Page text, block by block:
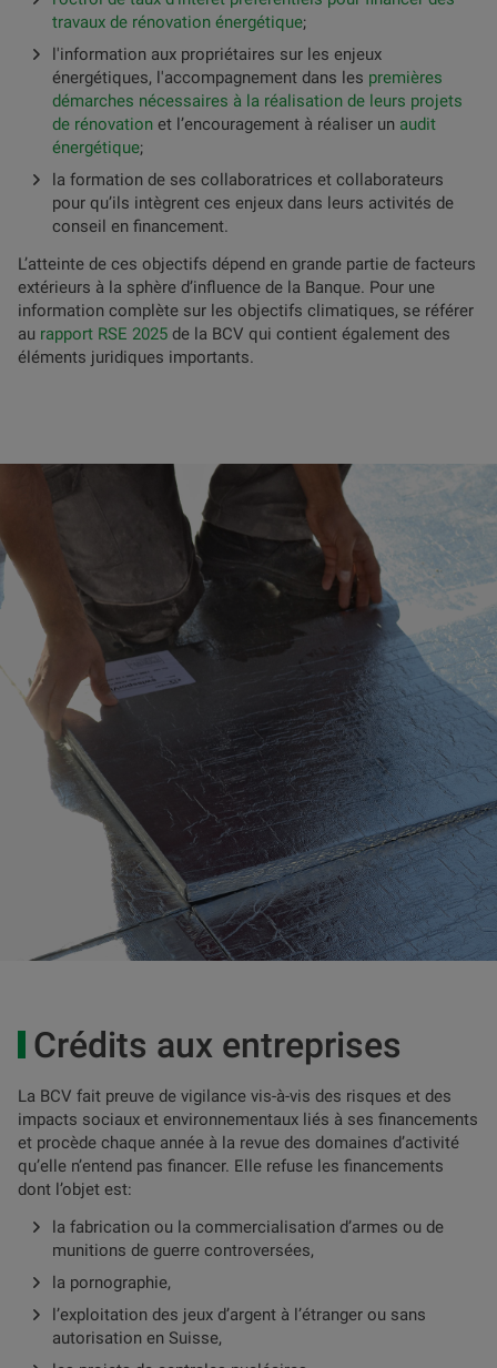
travaux de rénovation énergétique;
l'information aux propriétaires sur les enjeux
énergétiques, l'accompagnement dans les premières
démarches nécessaires à la réalisation de leurs projets
de rénovation et l’encouragement à réaliser un audit
énergétique;
la formation de ses collaboratrices et collaborateurs
pour qu’ils intègrent ces enjeux dans leurs activités de
conseil en financement.
L’atteinte de ces objectifs dépend en grande partie de facteurs
extérieurs à la sphère d’influence de la Banque. Pour une
information complète sur les objectifs climatiques, se référer
au rapport RSE 2025 de la BCV qui contient également des
éléments juridiques importants.
Crédits aux entreprises
La BCV fait preuve de vigilance vis-à-vis des risques et des
impacts sociaux et environnementaux liés à ses financements
et procède chaque année à la revue des domaines d’activité
qu’elle n’entend pas financer. Elle refuse les financements
dont l’objet est:
la fabrication ou la commercialisation d’armes ou de
munitions de guerre controversées,
la pornographie,
l’exploitation des jeux d’argent à l’étranger ou sans
autorisation en Suisse,